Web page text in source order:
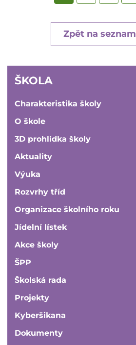
ŠKOLA
ŠKOLA
Charakteristika školy
O škole
3D prohlídka školy
Aktuality
Výuka
Rozvrhy tříd
Organizace školního roku
Jídelní lístek
Akce školy
ŠPP
Školská rada
Projekty
Kyberšikana
Dokumenty
stránka
Zpět na seznam